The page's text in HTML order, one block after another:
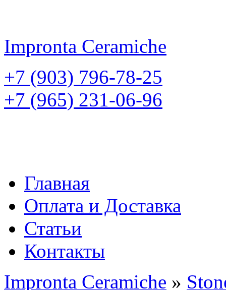
Impronta Ceramiche
+7 (903) 796-78-25
+7 (965) 231-06-96
Главная
Оплата и Доставка
Статьи
Контакты
Impronta Ceramiche »